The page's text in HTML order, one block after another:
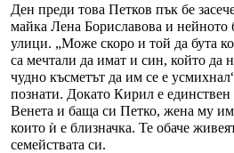
Ден преди това Петков пък бе
майка Лена Бориславова и нейното
улици. „Може скоро и той да бута
са мечтали да имат и син, който
чудно късметът да им се е
познати. Докато Кирил е
Венета и баща си Петко, жена му
които ѝ е близначка. Те обаче
семействата си.